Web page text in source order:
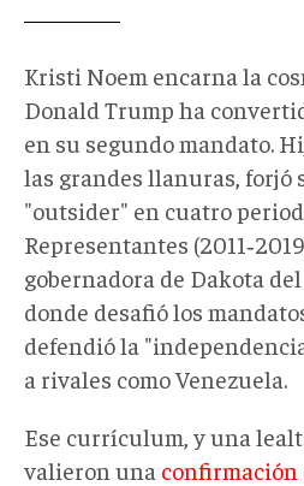
Kristi Noem encarna la
Donald Trump ha
en su segundo mandato.
las grandes llanuras, forjó
"outsider" en cuatro
Representantes
gobernadora de Dakota del
donde desafió los
defendió la
a rivales como Venezuela.
Ese currículum, y una
valieron una confirmación